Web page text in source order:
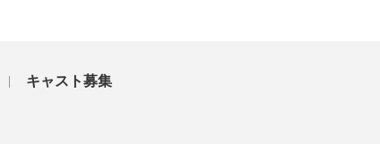
キャスト募集